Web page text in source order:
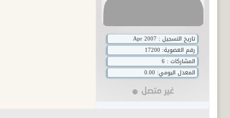
تاريخ التسجيل : Apr 2007
رقم العضوية:
المشاركات : 6
المعدل اليومي: 0.00